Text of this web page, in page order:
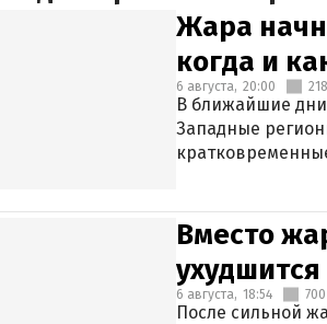
Жара
когда и
6 августа, 20:00 218
В ближайшие дни
Западные
Вместо
6 августа, 18:54 700
После сильной